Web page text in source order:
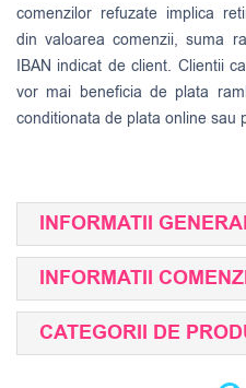
comenzilor refuzate implica
din valoarea comenzii, suma
IBAN indicat de client. Clientii
vor mai beneficia de plata
conditionata de plata online sau
INFORMATII
INFORMATII
CATEGORII DE